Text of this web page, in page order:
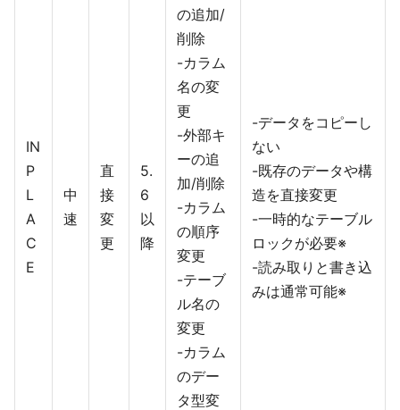
IN
P
L
A
C
E
中
速
直
接
変
更
5.
6
以
降
の追加/
削除
-カラム
名の変
更
-外部キ
ーの追
加/削除
-カラム
の順序
変更
-テーブ
ル名の
変更
-カラム
のデー
タ型変
-データをコピーし
ない
-既存のデータや構
造を直接変更
-一時的なテーブル
ロックが必要※
-読み取りと書き込
みは通常可能※